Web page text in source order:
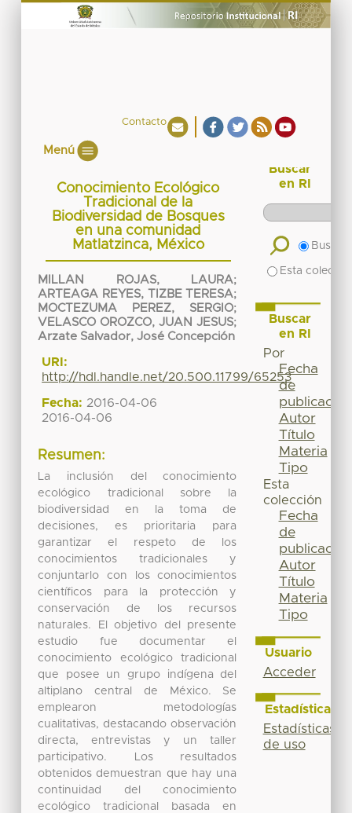
Contacto
Menú
Conocimiento Ecológico
Tradicional de la
Biodiversidad de Bosques
en una comunidad
Matlatzinca, México
MILLAN ROJAS, LAURA;
ARTEAGA REYES, TIZBE TERESA;
MOCTEZUMA PEREZ, SERGIO;
VELASCO OROZCO, JUAN JESUS;
Arzate Salvador, José Concepción
URI:
http://hdl.handle.net/20.500.11799/65253
Fecha: 2016-04-06
2016-04-06
Resumen:
La inclusión del conocimiento
ecológico tradicional sobre la
biodiversidad en la toma de
decisiones, es prioritaria para
garantizar el respeto de los
conocimientos tradicionales y
conjuntarlo con los conocimientos
científicos para la protección y
conservación de los recursos
naturales. El objetivo del presente
estudio fue documentar el
conocimiento ecológico tradicional
que posee un grupo indígena del
altiplano central de México. Se
emplearon metodologías
cualitativas, destacando observación
directa, entrevistas y un taller
participativo. Los resultados
obtenidos demuestran que hay una
continuidad del conocimiento
ecológico tradicional basada en
Buscar
en RI
Buscar
Esta
Buscar
en RI
Por
Fecha
de
publicación
Autor
Título
Materia
Tipo
Esta
colección
Fecha
de
publicación
Autor
Título
Materia
Tipo
Usuario
Acceder
Estadísticas
Estadísticas
de uso